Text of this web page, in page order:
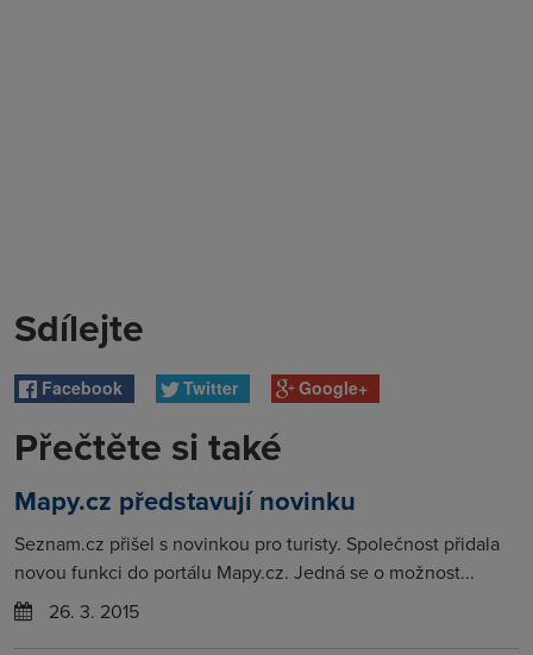
Sdílejte
Facebook Twitter Google+
Přečtěte si také
Mapy.cz představují novinku
Seznam.cz přišel s novinkou pro turisty. Společnost přidala
novou funkci do portálu Mapy.cz. Jedná se o možnost...
26. 3. 2015